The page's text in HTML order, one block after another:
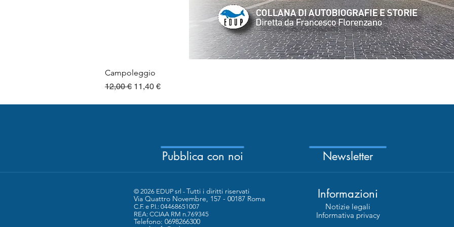
Campoleggio
Prezzo regolare
12,00 € Prezzo scontato
11,40 €
Pubblica con noi Newsletter
© 2026 EDUP srl -Tutti i diritti riservati
Via Quattro Novembre, 157 - 00187 Roma
C.F. e P.I.: 04468651007
​REA: CCIAA RM n.769345
Telefono: 0698266300
Informazioni
Notizie legali
Informativa privacy